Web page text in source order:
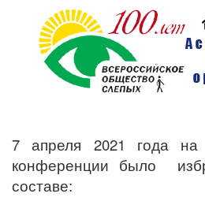
7 апреля 2021 года на
конференции было
составе: